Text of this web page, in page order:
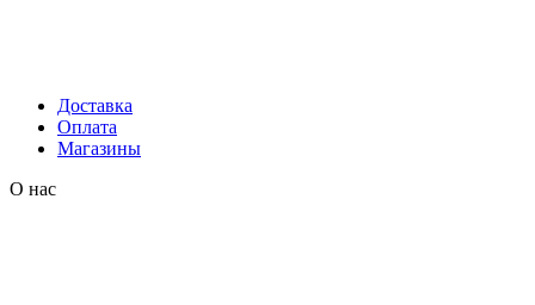
Доставка
Оплата
Магазины
О нас